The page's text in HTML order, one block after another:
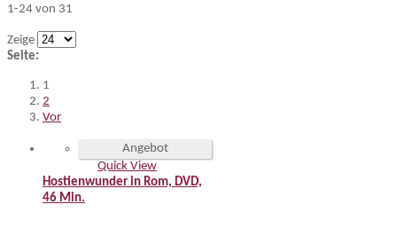
1-24 von 31
Zeige
Seite:
1
2
Vor
Angebot
Quick View
Hostienwunder in Rom, DVD,
46 Min.